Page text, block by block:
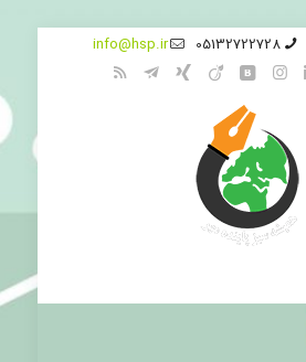
05132722728
info@hsp.ir